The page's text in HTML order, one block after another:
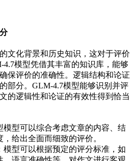
文化背景和历史知识，这对于评价
模型凭借其丰富的知识库，能够
保评价的准确性。逻辑结构和论证
部分。GLM-4.7模型能够识别并评
的逻辑性和论证的有效性得到恰当
模型可以综合考虑文章的内容、结
给出全面而细致的评价。
模型可以根据预定的评分标准，如